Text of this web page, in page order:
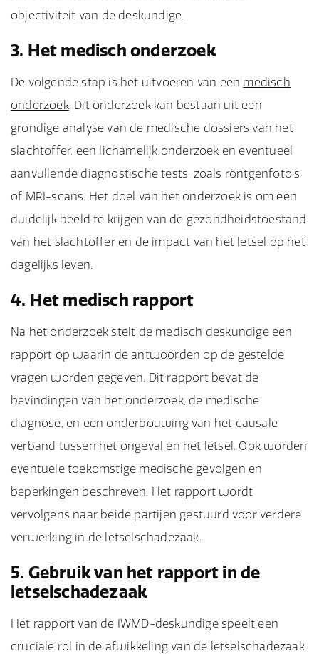
objectiviteit van de deskundige.
3. Het medisch onderzoek
De volgende stap is het uitvoeren van een medisch
onderzoek. Dit onderzoek kan bestaan uit een
grondige analyse van de medische dossiers van het
slachtoffer, een lichamelijk onderzoek en eventueel
aanvullende diagnostische tests, zoals röntgenfoto’s
of MRI-scans. Het doel van het onderzoek is om een
duidelijk beeld te krijgen van de gezondheidstoestand
van het slachtoffer en de impact van het letsel op het
dagelijks leven.
4. Het medisch rapport
Na het onderzoek stelt de medisch deskundige een
rapport op waarin de antwoorden op de gestelde
vragen worden gegeven. Dit rapport bevat de
bevindingen van het onderzoek, de medische
diagnose, en een onderbouwing van het causale
verband tussen het ongeval en het letsel. Ook worden
eventuele toekomstige medische gevolgen en
beperkingen beschreven. Het rapport wordt
vervolgens naar beide partijen gestuurd voor verdere
verwerking in de letselschadezaak.
5. Gebruik van het rapport in de
letselschadezaak
Het rapport van de IWMD-deskundige speelt een
cruciale rol in de afwikkeling van de letselschadezaak.